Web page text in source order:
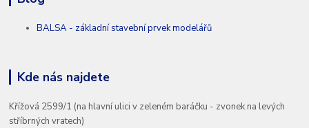
BALSA - základní stavební prvek modelářů
Kde nás najdete
Křížová 2599/1 (na hlavní ulici v zeleném baráčku - zvonek na levých
stříbrných vratech)